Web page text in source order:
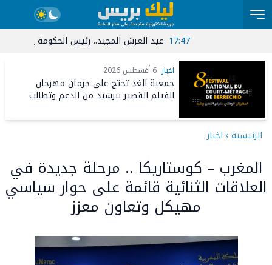
17:47 عيد العرش المجيد.. رئيس الحكومة يقيم مأدبة
اخبار 6 أغسطس 2026
جمعية الغد تحتج على حرمان مهرجان
الفيلم القصير ببرشيد من الدعم وتطالب
الرئيسية اخبار
المغرب – كوستاريكا .. مرحلة جديدة في
العلاقات الثنائية قائمة على حوار سياسي
مهيكل وتعاون معزز